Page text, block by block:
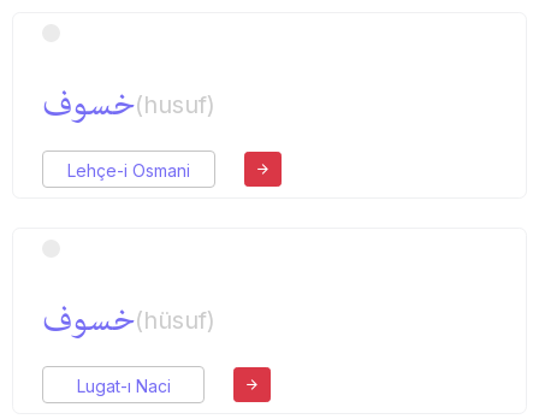
خسوف(husuf)
Lehçe-i Osmani
خسوف(hüsuf)
Lugat-ı Naci